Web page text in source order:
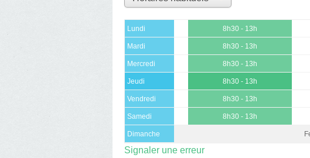
Lundi 8h30 - 13h
Mardi 8h30 - 13h
Mercredi 8h30 - 13h
Jeudi 8h30 - 13h
Vendredi 8h30 - 13h
Samedi 8h30 - 13h
Dimanche
Signaler une erreur